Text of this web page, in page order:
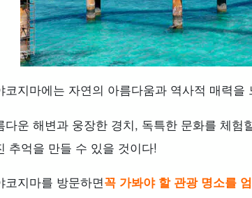
코지마에는 자연의 아름다움과 역사적 매력을
다운 해변과 웅장한 경치, 독특한 문화를 체
추억을 만들 수 있을 것이다!
코지마를 방문하면꼭 가봐야 할 관광 명소를